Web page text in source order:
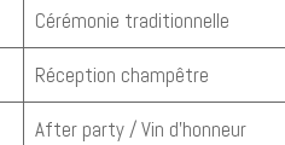
Cérémonie traditionnelle
Réception champêtre
After party / Vin d'honneur